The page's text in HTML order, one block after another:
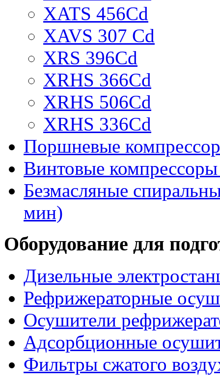
XATS 456Cd
XAVS 307 Cd
XRS 396Cd
XRHS 366Cd
XRHS 506Cd
XRHS 336Cd
Поршневые
Винтовые
Безмасляные
мин)
Оборудование для
Дизельные
Рефрижераторные
Осушители
Адсорбционные
Фильтры сжатого